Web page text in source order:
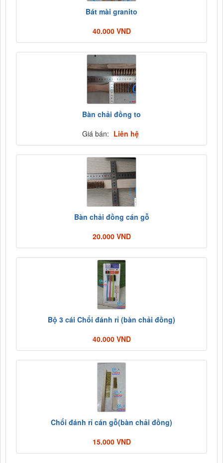
Bát mài granito
40.000 VND
Bàn chải đồng to
Giá bán: Liên hệ
Bàn chải đồng cán gỗ
20.000 VND
Bộ 3 cái Chổi đánh rỉ (bàn chải đồng)
40.000 VND
Chổi đánh rỉ cán gỗ(bàn chải đồng)
15.000 VND